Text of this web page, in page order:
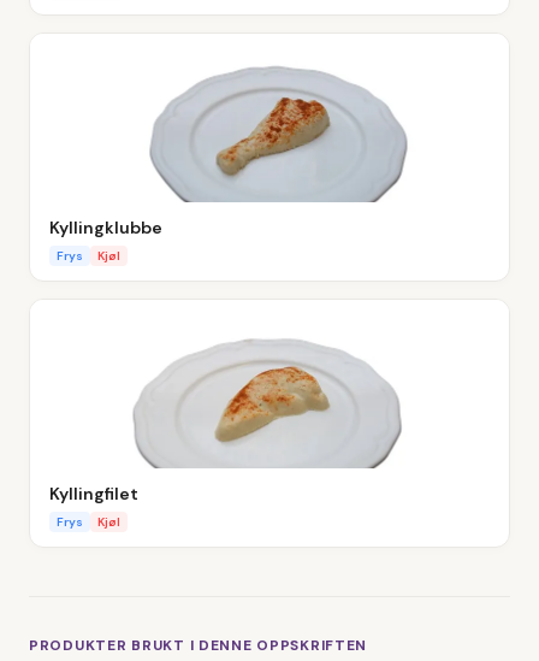
Kyllingklubbe
Frys Kjøl
Kyllingfilet
Frys Kjøl
PRODUKTER BRUKT I DENNE OPPSKRIFTEN